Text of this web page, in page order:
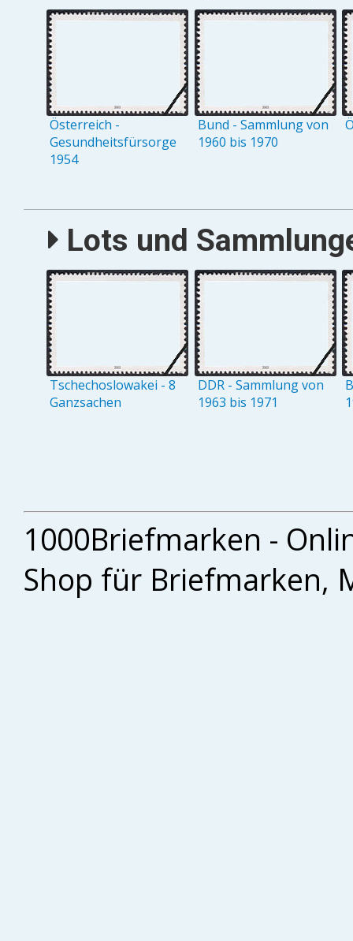
Österreich -
Gesundheitsfürsorge
1954
Bund - Sammlung von
1960 bis 1970
Lots und
Tschechoslowakei - 8
Ganzsachen
DDR - Sammlung von
1963 bis 1971
1000Briefmarken -
Shop für Briefmarken,